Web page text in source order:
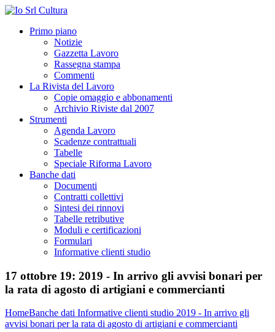
Primo piano
Notizie
Gazzetta Lavoro
Rassegna stampa
Commenti
La Rivista del Lavoro
Copie omaggio e abbonamenti
Archivio Riviste dal 2007
Strumenti
Agenda Lavoro
Scadenze contrattuali
Tabelle
Speciale Riforma Lavoro
Banche dati
Documenti
Contratti collettivi
Sintesi dei rinnovi
Tabelle retributive
Moduli e certificazioni
Formulari
Informative clienti studio
17 ottobre 19: 2019 - In arrivo gli avvisi bonari per
la rata di agosto di artigiani e commercianti
HomeBanche dati Informative clienti studio 2019 - In arrivo gli
avvisi bonari per la rata di agosto di artigiani e commercianti